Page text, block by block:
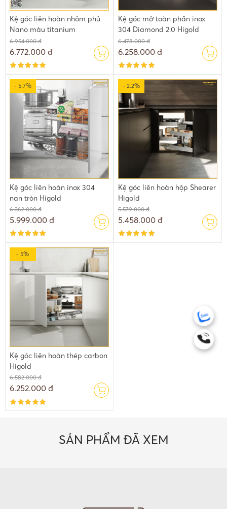
Kệ góc liên hoàn nhôm phủ
Nano màu titanium
6.954.000 đ
6.772.000 đ
Kệ góc mở toàn phần inox
304 Diamond 2.0 Higold
6.478.000 đ
6.258.000 đ
- 5.7%
Kệ góc liên hoàn inox 304
nan tròn Higold
6.362.000 đ
5.999.000 đ
- 2.2%
Kệ góc liên hoàn hộp Shearer
Higold
5.579.000 đ
5.458.000 đ
- 5%
Kệ góc liên hoàn thép carbon
Higold
6.582.000 đ
6.252.000 đ
SẢN PHẨM ĐÃ XEM